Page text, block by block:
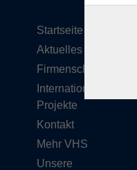
Startseite
Aktuelles
Firmenschulungen
Internationale
Projekte
Kontakt
Mehr VHS
Unsere